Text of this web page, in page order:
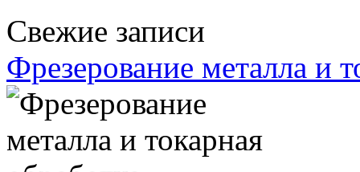
Свежие записи
Фрезерование металла и